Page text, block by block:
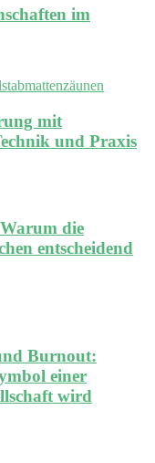
im
mit
und Praxis
die
entscheidend
Burnout:
einer
wird